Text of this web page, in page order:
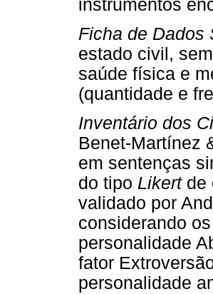
instrumentos
Ficha de Dados
estado civil,
saúde física e
(quantidade e
Inventário dos
Benet-Martínez
em sentenças
do tipo Likertde
validado por
considerando
personalidade
fator
personalidade